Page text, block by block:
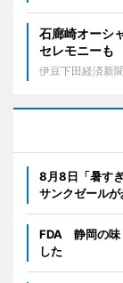
石廊崎オーシ
セレモニーも
伊豆下田経済新
8月8日「暑す
サンクゼール
FDA 静岡の味
した